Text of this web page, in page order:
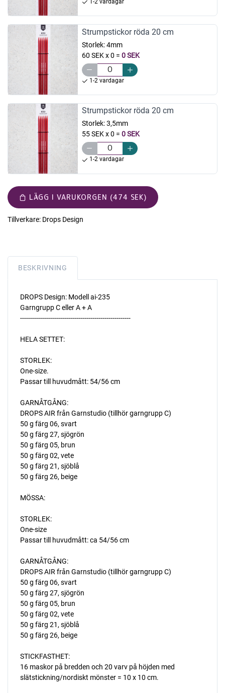
1-2 vardagar
Strumpstickor röda 20 cm
Storlek:4mm
60 SEK x 0 = 0 SEK
1-2 vardagar
Strumpstickor röda 20 cm
Storlek:3,5mm
55 SEK x 0 = 0 SEK
1-2 vardagar
LÄGG I VARUKORGEN (474 SEK)
Tillverkare: Drops Design
BESKRIVNING
DROPS Design: Modell ai-235
Garngrupp C eller A + A
-------------------------------------------------------
HELA SETTET:
STORLEK:
One-size.
Passar till huvudmått: 54/56 cm
GARNÅTGÅNG:
DROPS AIR från Garnstudio (tillhör garngrupp C)
50 g färg 06, svart
50 g färg 27, sjögrön
50 g färg 05, brun
50 g färg 02, vete
50 g färg 21, sjöblå
50 g färg 26, beige
MÖSSA:
STORLEK:
One-size
Passar till huvudmått: ca 54/56 cm
GARNÅTGÅNG:
DROPS AIR från Garnstudio (tillhör garngrupp C)
50 g färg 06, svart
50 g färg 27, sjögrön
50 g färg 05, brun
50 g färg 02, vete
50 g färg 21, sjöblå
50 g färg 26, beige
STICKFASTHET:
16 maskor på bredden och 20 varv på höjden med
slätstickning/nordiskt mönster = 10 x 10 cm.